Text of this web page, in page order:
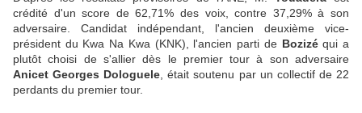
crédité d'un score de 62,71% des voix, contre 37,29% à son
adversaire. Candidat indépendant, l'ancien deuxième vice-
président du Kwa Na Kwa (KNK), l'ancien parti de Bozizéqui a
plutôt choisi de s'allier dès le premier tour à son adversaire
Anicet Georges Dologuele , était soutenu par un collectif de 22
perdants du premier tour.